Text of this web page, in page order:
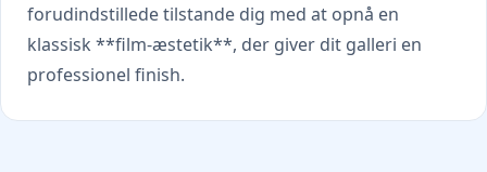
forudindstillede tilstande dig med at opnå en
klassisk **film-æstetik**, der giver dit galleri en
professionel finish.